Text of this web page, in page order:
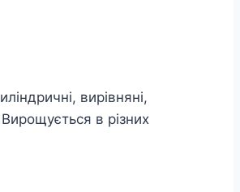
вирівняні,
в різних